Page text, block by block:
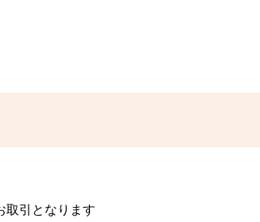
取引となります